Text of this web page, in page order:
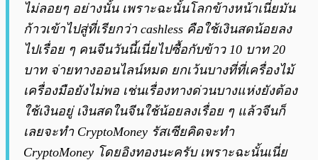
ไม่ลอยๆ อย่างนั้น เพราะฉะนั้นโลกข้างหน้าเนี่ยมัน
ก้าวเข้าไปสู่ที่เรียกว่า cashless คือใช้เงินสดน้อยลง
ไปเรื่อย ๆ คนจีนวันนี้เนี่ยไปซื้อกับข้าว 10 บาท 20
บาท จ่ายทางออนไลน์หมด ยกเว้นบางที่ที่เครื่องไม้
เครื่องมือยังไม่พอ เช่นเรื่องทางด่วนบางแห่งยังต้อง
ใช้เงินอยู่ เงินสดในจีนใช้น้อยลงเรื่อย ๆ แล้วจีนก็
เลยจะทำ CryptoMoney รัสเซียคิดจะทำ
CryptoMoney โดยอิงทองนะครับ เพราะฉะนั้นเนี่ย